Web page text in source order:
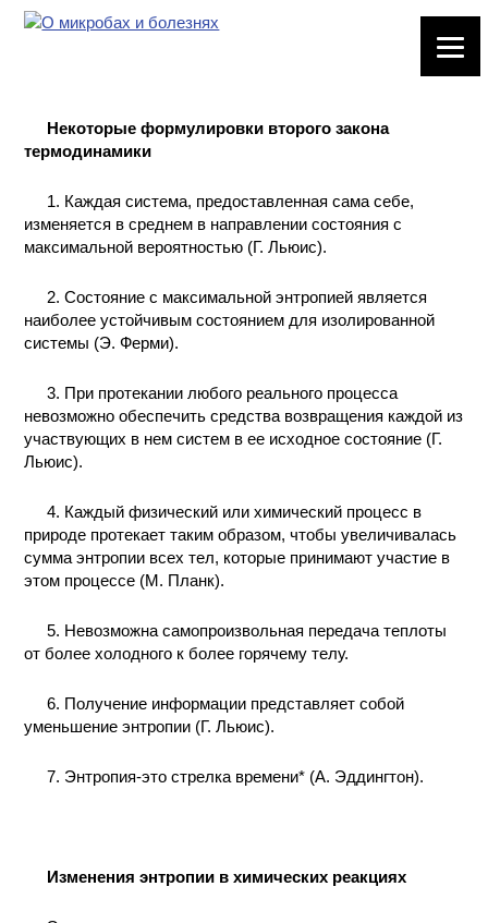
ХИМИЧЕСКАЯ
ПОСУДА
ВРЕДНЫЕ
ФАКТОРЫ
МЕТОДЫ
ПРАКТИЧЕСКОЙ
ХИМИИ
ХИМИЯ НА
ПРОИЗВОДСТВЕ
И ХИМИЧЕСКАЯ
ТЕХНОЛОГИЯ
КОНТАКТЫ
Некоторые формулировки второго закона
термодинамики
1. Каждая система, предоставленная сама себе,
изменяется в среднем в направлении состояния с
максимальной вероятностью (Г. Льюис).
2. Состояние с максимальной энтропией является
наиболее устойчивым состоянием для изолированной
системы (Э. Ферми).
3. При протекании любого реального процесса
невозможно обеспечить средства возвращения каждой из
участвующих в нем систем в ее исходное состояние (Г.
Льюис).
4. Каждый физический или химический процесс в
природе протекает таким образом, чтобы увеличивалась
сумма энтропии всех тел, которые принимают участие в
этом процессе (М. Планк).
5. Невозможна самопроизвольная передача теплоты
от более холодного к более горячему телу.
6. Получение информации представляет собой
уменьшение энтропии (Г. Льюис).
7. Энтропия-это стрелка времени* (А. Эддингтон).
Изменения энтропии в химических реакциях